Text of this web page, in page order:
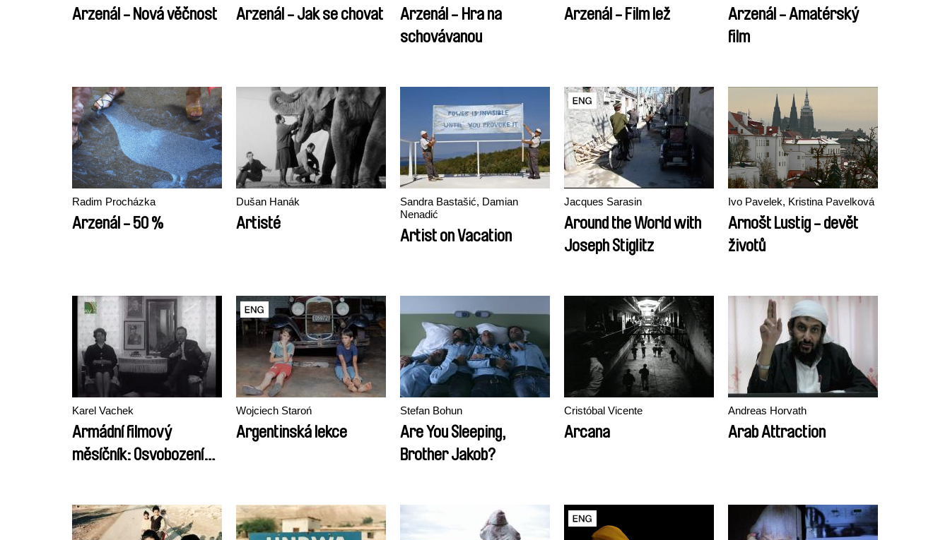
Arzenál - Nová věčnost Arzenál - Jak se chovat
Arzenál - Hra na
schovávanou
Arzenál - Film lež
Arzenál - Amatérský
film
Radim Procházka
Arzenál - 50 %
Dušan Hanák
Artisté
Sandra Bastašić, Damian
Nenadić
Artist on Vacation
Jacques Sarasin
Around the World with
Joseph Stiglitz
Ivo Pavelek, Kristina Pavelková
Arnošt Lustig - devět
životů
Karel Vachek
Armádní filmový
měsíčník: Osvobození
Wojciech Staroń
Argentinská lekce
Stefan Bohun
Are You Sleeping,
Brother Jakob?
Cristóbal Vicente
Arcana
Andreas Horvath
Arab Attraction